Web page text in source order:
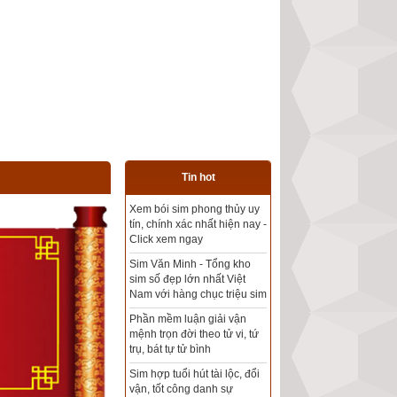
Tin hot
Tổng kho sim phong thủy -
Sim hợp tuổi - Sim hợp
Xem bói sim phong thủy
theo khoa học tử vi, tứ trụ
chính xác nhất
Mua sim Thần tài, Thần tài
theo bạn! Giao sim miễn phí